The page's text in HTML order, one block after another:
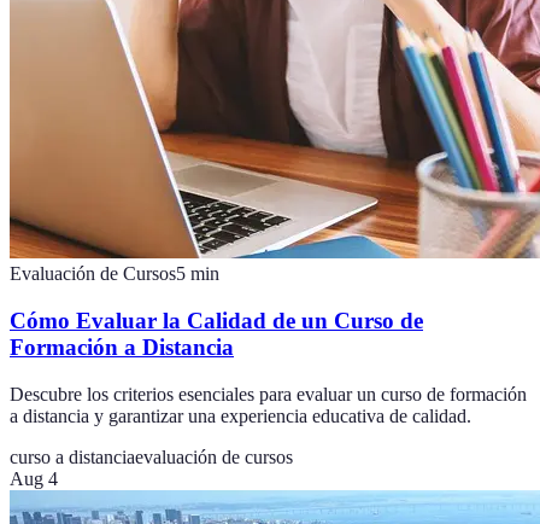
Evaluación de Cursos5 min
Cómo Evaluar la Calidad de un Curso de
Formación a Distancia
Descubre los criterios esenciales para evaluar un curso de formación
a distancia y garantizar una experiencia educativa de calidad.
curso a distanciaevaluación de cursos
Aug 4